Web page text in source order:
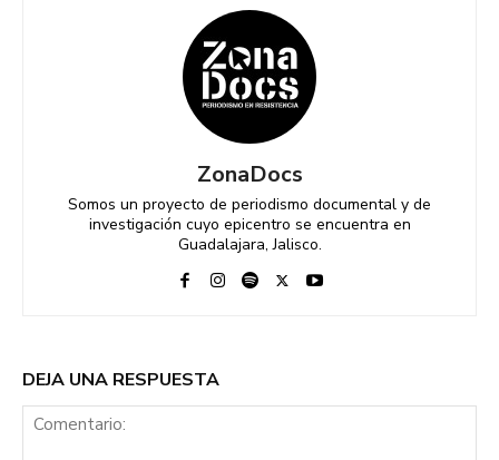
ZonaDocs
Somos un proyecto de periodismo documental y de
investigación cuyo epicentro se encuentra en
Guadalajara, Jalisco.
DEJA UNA RESPUESTA